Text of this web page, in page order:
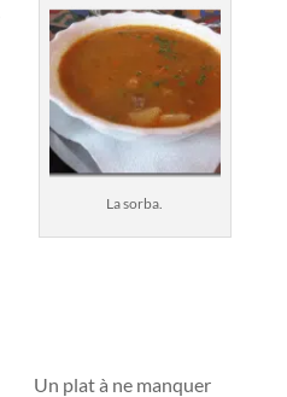
La sorba.
Un plat à ne manquer